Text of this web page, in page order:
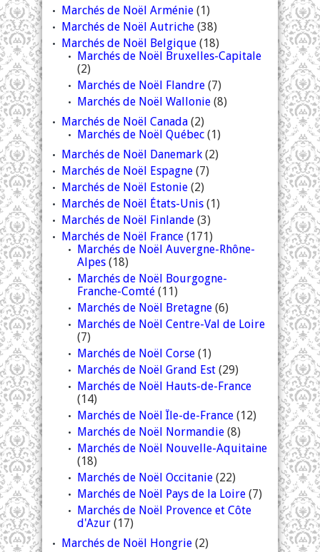
Marchés de Noël Arménie (1)
Marchés de Noël Autriche (38)
Marchés de Noël Belgique (18)
Marchés de Noël Bruxelles-Capitale
(2)
Marchés de Noël Flandre (7)
Marchés de Noël Wallonie (8)
Marchés de Noël Canada (2)
Marchés de Noël Québec (1)
Marchés de Noël Danemark (2)
Marchés de Noël Espagne (7)
Marchés de Noël Estonie (2)
Marchés de Noël États-Unis (1)
Marchés de Noël Finlande (3)
Marchés de Noël France (171)
Marchés de Noël Auvergne-Rhône-
Alpes (18)
Marchés de Noël Bourgogne-
Franche-Comté (11)
Marchés de Noël Bretagne (6)
Marchés de Noël Centre-Val de Loire
(7)
Marchés de Noël Corse (1)
Marchés de Noël Grand Est (29)
Marchés de Noël Hauts-de-France
(14)
Marchés de Noël Île-de-France (12)
Marchés de Noël Normandie (8)
Marchés de Noël Nouvelle-Aquitaine
(18)
Marchés de Noël Occitanie (22)
Marchés de Noël Pays de la Loire (7)
Marchés de Noël Provence et Côte
d'Azur (17)
Marchés de Noël Hongrie (2)